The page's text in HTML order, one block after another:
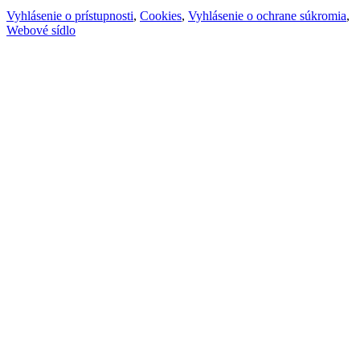
Vyhlásenie o prístupnosti, Cookies, Vyhlásenie o ochrane súkromia,
Webové sídlo